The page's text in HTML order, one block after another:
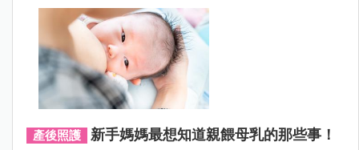
產後照護 新手媽媽最想知道親餵母乳的那些事！